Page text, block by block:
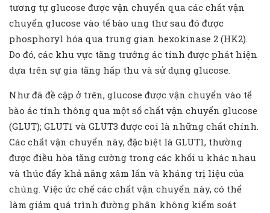
tương tự glucose được vận chuyển qua các chất vận
chuyển glucose vào tế bào ung thư sau đó được
phosphoryl hóa qua trung gian hexokinase 2 (HK2).
Do đó, các khu vực tăng trưởng ác tính được phát hiện
dựa trên sự gia tăng hấp thu và sử dụng glucose.
Như đã đề cập ở trên, glucose được vận chuyển vào tế
bào ác tính thông qua một số chất vận chuyển glucose
(GLUT); GLUT1 và GLUT3 được coi là những chất chính.
Các chất vận chuyển này, đặc biệt là GLUT1, thường
được điều hòa tăng cường trong các khối u khác nhau
và thúc đẩy khả năng xâm lấn và kháng trị liệu của
chúng. Việc ức chế các chất vận chuyển này, có thể
làm giảm quá trình đường phân không kiểm soát